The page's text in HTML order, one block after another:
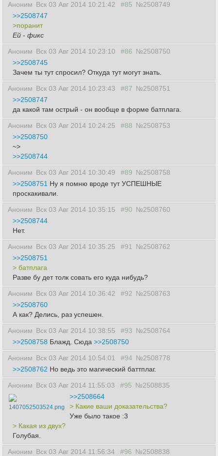
Аноним Вск 03 Авг 2014 10:21:42 #85 №2508749
>>2508747
>поранит
Ей - фикс
Аноним Вск 03 Авг 2014 10:23:10 #86 №2508750
>>2508745
Зачем ты тут спросил? Откуда тут могут знать.
Аноним Вск 03 Авг 2014 10:23:43 #87 №2508751
>>2508747
да какой там острый - он вообще в форме батплага.
Аноним Вск 03 Авг 2014 10:24:25 #88 №2508753
>>2508750
~>
>>2508744
Аноним Вск 03 Авг 2014 10:30:49 #89 №2508758
>>2508751 Ну я помню вроде тут УСПЕШНЫЕ
проскакивали.
Аноним Вск 03 Авг 2014 10:35:15 #90 №2508760
>>2508744
Нет.
Аноним Вск 03 Авг 2014 10:35:25 #91
№2508762
>>2508751
> батплага
Разве бу дет толк совать его куда нибудь?
Аноним Вск 03 Авг 2014 10:36:42 #92 №2508763
>>2508760
А как? Делись, раз успешен.
Аноним Вск 03 Авг 2014 10:38:55 #93 №2508764
>>2508758 Блажд. Сюда >>2508750
Аноним Вск 03 Авг 2014 10:54:01 #94 №2508778
>>2508762 Но ведь это магический баттплаг.
Аноним Вск 03 Авг 2014 11:55:03 #95 №2508835
1407052503524.png
>>2508664
> Какие ваши доказательства?
Уже было такое :3
> Какая из двух?
Голубая.
Аноним Вск 03 Авг 2014 11:56:34 #96 №2508838